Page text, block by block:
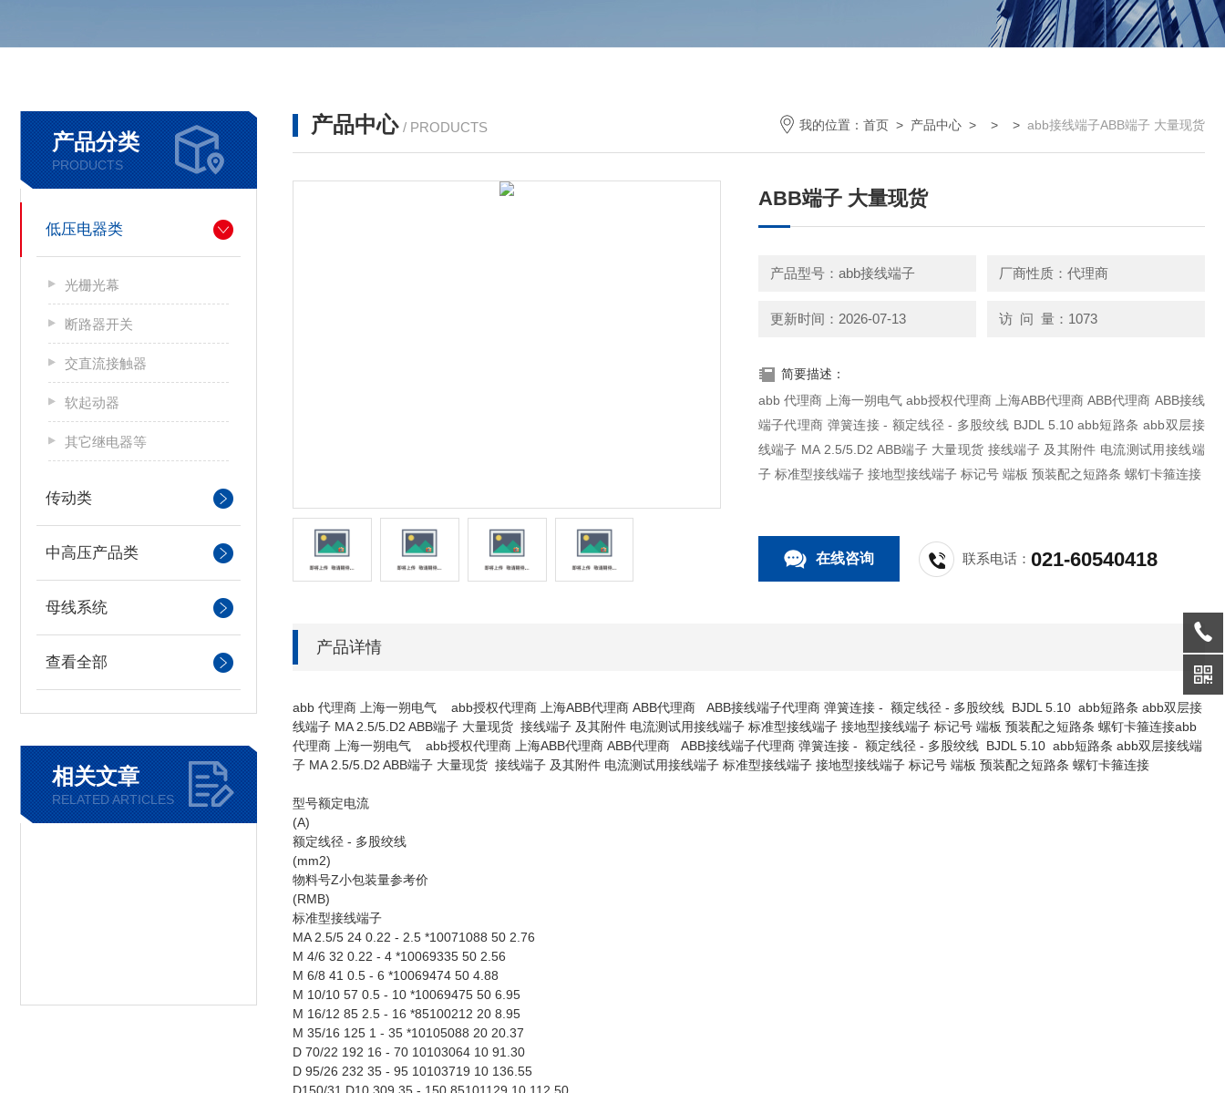
产品分类
PRODUCTS
低压电器类
光栅光幕
断路器开关
交直流接触器
软起动器
其它继电器等
传动类
中高压产品类
母线系统
查看全部
相关文章
RELATED ARTICLES
产品中心 / PRODUCTS 我的位置： 首页 > 产品中心 > > > abb接线端子ABB端子 大量现货
ABB端子 大量现货
产品型号：abb接线端子 厂商性质：代理商
更新时间：2026-07-13 访 问 量：1073
简要描述：
abb 代理商 上海一朔电气 abb授权代理商 上海ABB代理商 ABB代理商 ABB接线
端子代理商 弹簧连接 - 额定线径 - 多股绞线 BJDL 5.10 abb短路条 abb双层接
线端子 MA 2.5/5.D2 ABB端子 大量现货 接线端子 及其附件 电流测试用接线端
子 标准型接线端子 接地型接线端子 标记号 端板 预装配之短路条 螺钉卡箍连接
在线咨询 联系电话：021-60540418
产品详情
abb 代理商 上海一朔电气 abb授权代理商 上海ABB代理商 ABB代理商 ABB接线端子代理商 弹簧连接 - 额定线径 - 多股绞线 BJDL 5.10 abb短路条 abb双层接
线端子 MA 2.5/5.D2 ABB端子 大量现货 接线端子 及其附件 电流测试用接线端子 标准型接线端子 接地型接线端子 标记号 端板 预装配之短路条 螺钉卡箍连接abb
代理商 上海一朔电气 abb授权代理商 上海ABB代理商 ABB代理商 ABB接线端子代理商 弹簧连接 - 额定线径 - 多股绞线 BJDL 5.10 abb短路条 abb双层接线端
子 MA 2.5/5.D2 ABB端子 大量现货 接线端子 及其附件 电流测试用接线端子 标准型接线端子 接地型接线端子 标记号 端板 预装配之短路条 螺钉卡箍连接
型号额定电流
(A)
额定线径 - 多股绞线
(mm2)
物料号Z小包装量参考价
(RMB)
标准型接线端子
MA 2.5/5 24 0.22 - 2.5 *10071088 50 2.76
M 4/6 32 0.22 - 4 *10069335 50 2.56
M 6/8 41 0.5 - 6 *10069474 50 4.88
M 10/10 57 0.5 - 10 *10069475 50 6.95
M 16/12 85 2.5 - 16 *85100212 20 8.95
M 35/16 125 1 - 35 *10105088 20 20.37
D 70/22 192 16 - 70 10103064 10 91.30
D 95/26 232 35 - 95 10103719 10 136.55